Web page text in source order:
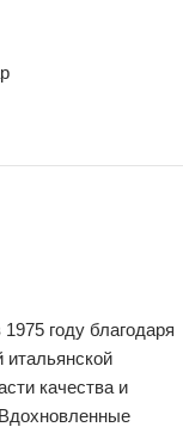
году благодаря
итальянской
качества и